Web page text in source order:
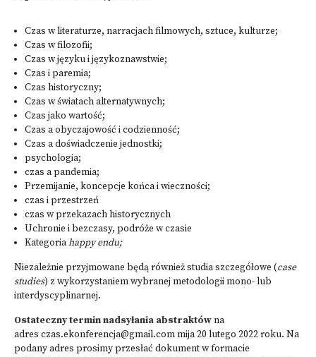
Czas w literaturze, narracjach filmowych, sztuce, kulturze;
Czas w filozofii;
Czas w języku i językoznawstwie;
Czas i paremia;
Czas historyczny;
Czas w światach alternatywnych;
Czas jako wartość;
Czas a obyczajowość i codzienność;
Czas a doświadczenie jednostki;
psychologia;
czas a pandemia;
Przemijanie, koncepcje końca i wieczności;
czas i przestrzeń
czas w przekazach historycznych
Uchronie i bezczasy, podróże w czasie
Kategoriahappy endu;
Niezależnie przyjmowane będą również studia szczegółowe (case
studies) z wykorzystaniem wybranej metodologii mono- lub
interdyscyplinarnej.
Ostateczny termin nadsyłania abstraktówna
adres czas.ekonferencja@gmail.commija 20 lutego 2022 roku. Na
podany adres prosimy przesłać dokument w formacie